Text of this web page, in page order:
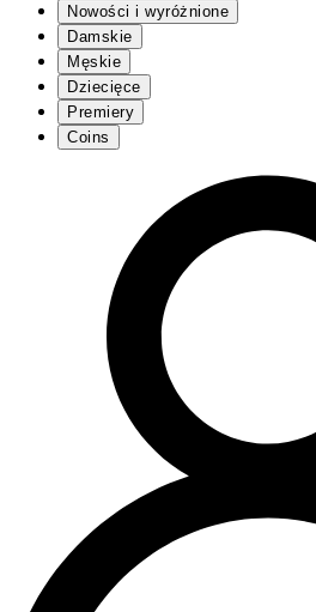
Nowości i wyróżnione
Damskie
Męskie
Dziecięce
Premiery
Coins